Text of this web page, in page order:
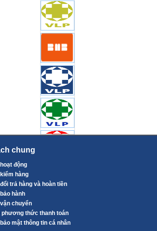
chung
động
hàng
trả hàng và hoàn tiền
hành
chuyển
phương thức thanh toán
mật thông tin cá nhân